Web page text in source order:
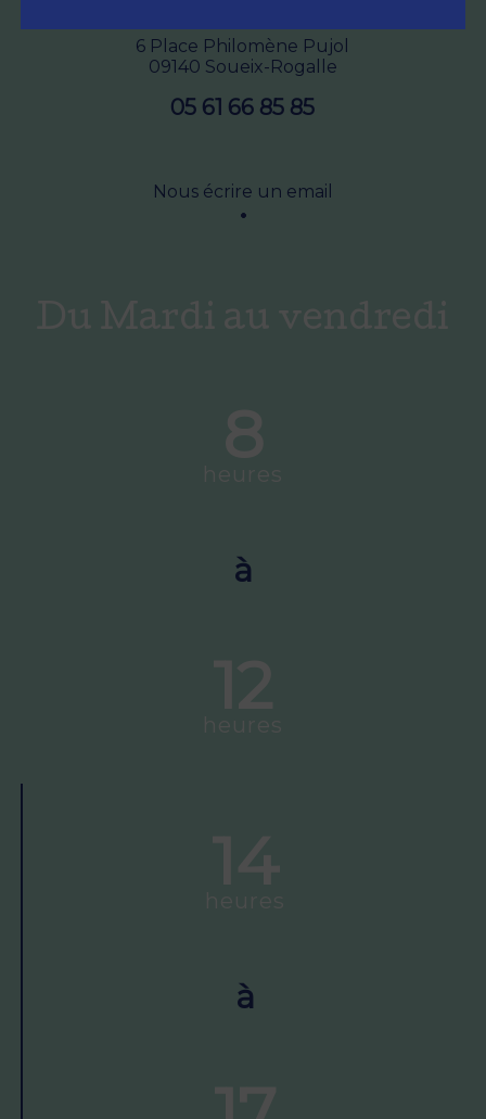
6 Place Philomène Pujol
09140 Soueix-Rogalle
05 61 66 85 85
Nous écrire un email
à
à